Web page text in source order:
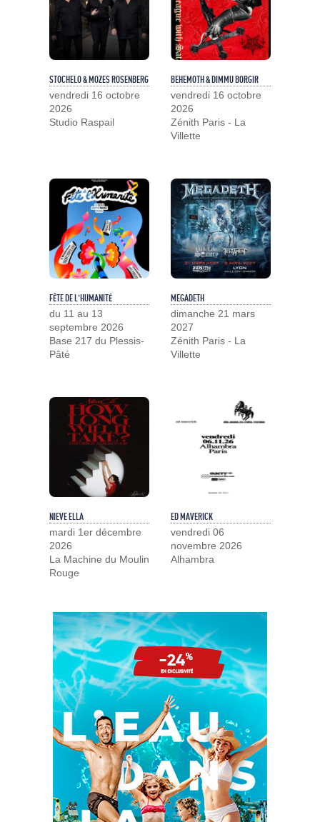
STOCHELO & MOZES ROSENBERG
vendredi 16 octobre
2026
Studio Raspail
BEHEMOTH & DIMMU BORGIR
vendredi 16 octobre
2026
Zénith Paris - La
Villette
FÊTE DE L'HUMANITÉ
du 11 au 13
septembre 2026
Base 217 du Plessis-
Pâté
MEGADETH
dimanche 21 mars
2027
Zénith Paris - La
Villette
NIEVE ELLA
mardi 1er décembre
2026
La Machine du Moulin
Rouge
ED MAVERICK
vendredi 06
novembre 2026
Alhambra